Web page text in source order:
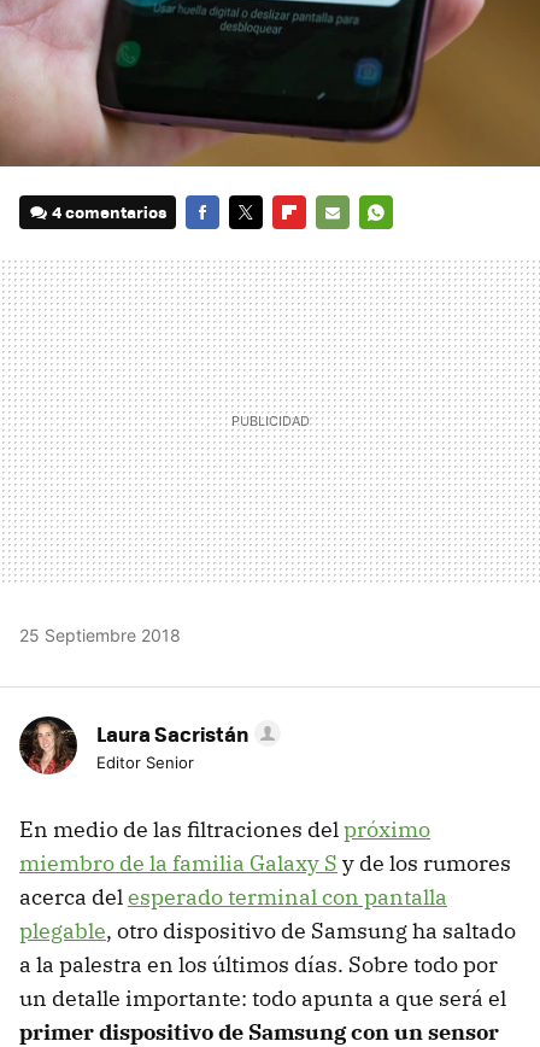
4 comentarios
MAIL
25 Septiembre 2018
Laura Sacristán
Editor Senior
En medio de las filtraciones delpróximo
miembro de la familia Galaxy S y de los rumores
acerca delesperado terminal con pantalla
plegable, otro dispositivo de Samsung ha saltado
a la palestra en los últimos días. Sobre todo por
un detalle importante: todo apunta a que será el
primer dispositivo de Samsung con un sensor